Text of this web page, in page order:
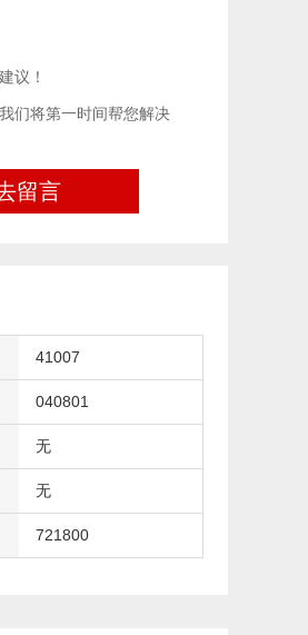
议！
们将第一时间帮您解决
留言
41007
040801
无
无
721800